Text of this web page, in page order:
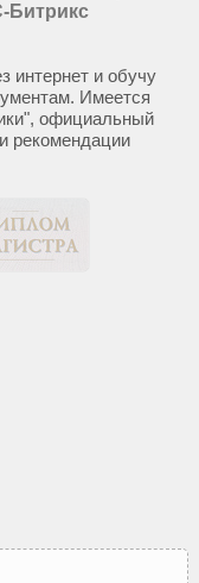
Битрикс
интернет и обучу
Имеется
официальный
рекомендации